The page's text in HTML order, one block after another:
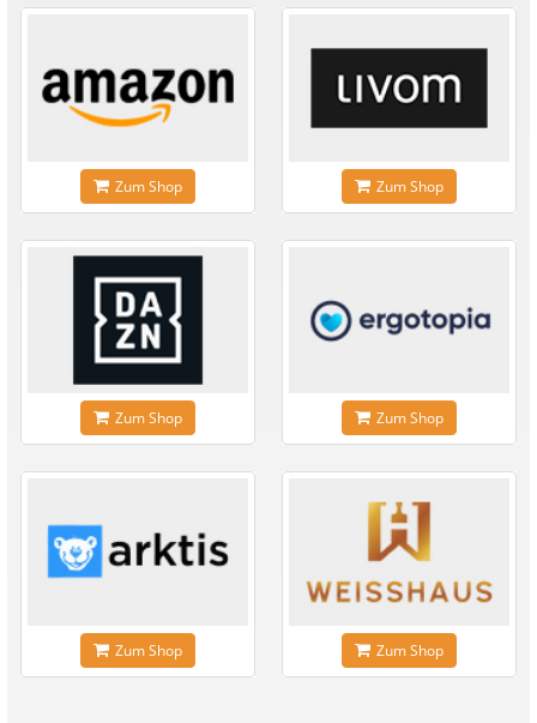
Zum Shop Zum Shop
Zum Shop Zum Shop
Zum Shop Zum Shop